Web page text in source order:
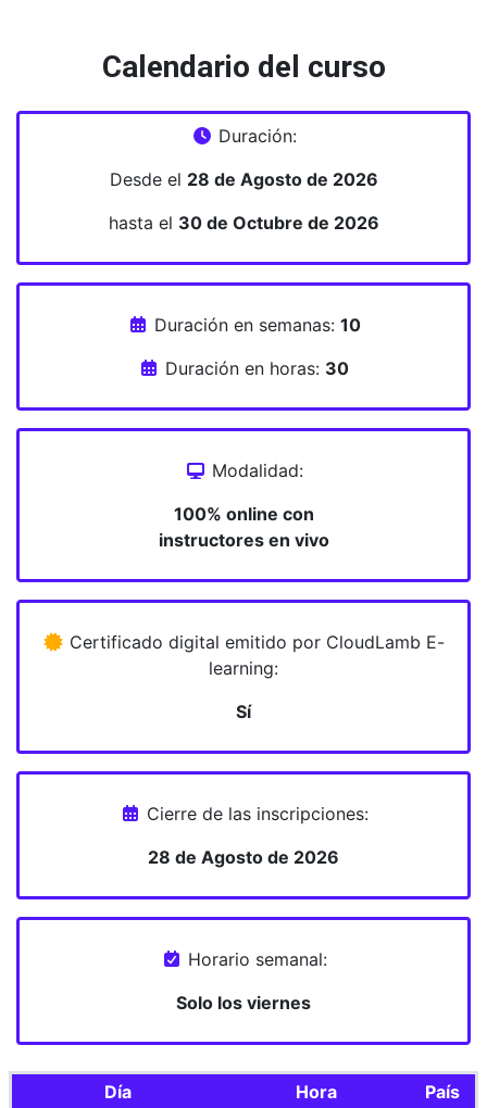
Calendario del curso
Duración:
Desde el 28 de Agosto de 2026
hasta el 30 de Octubre de 2026
Duración en semanas: 10
Duración en horas: 30
Modalidad:
100% online con
instructores en vivo
Certificado digital emitido por CloudLamb E-
learning:
Sí
Cierre de las inscripciones:
28 de Agosto de 2026
Horario semanal:
Solo los viernes
Día Hora País